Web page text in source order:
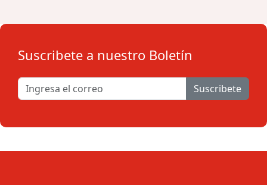
Suscribete a nuestro Boletín
Suscribete